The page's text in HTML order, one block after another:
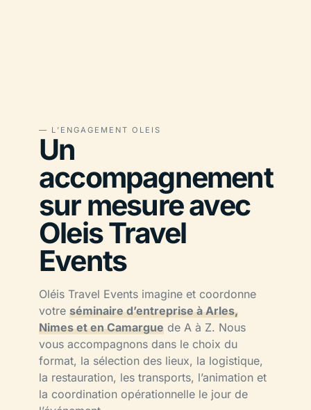
— L’ENGAGEMENT OLEIS
Un
accompagnement
sur mesure avec
Oleis Travel
Events
Oléis Travel Events imagine et coordonne
votre séminaire d’entreprise à Arles,
Nimes et en Camargue de A à Z. Nous
vous accompagnons dans le choix du
format, la sélection des lieux, la logistique,
la restauration, les transports, l’animation et
la coordination opérationnelle le jour de